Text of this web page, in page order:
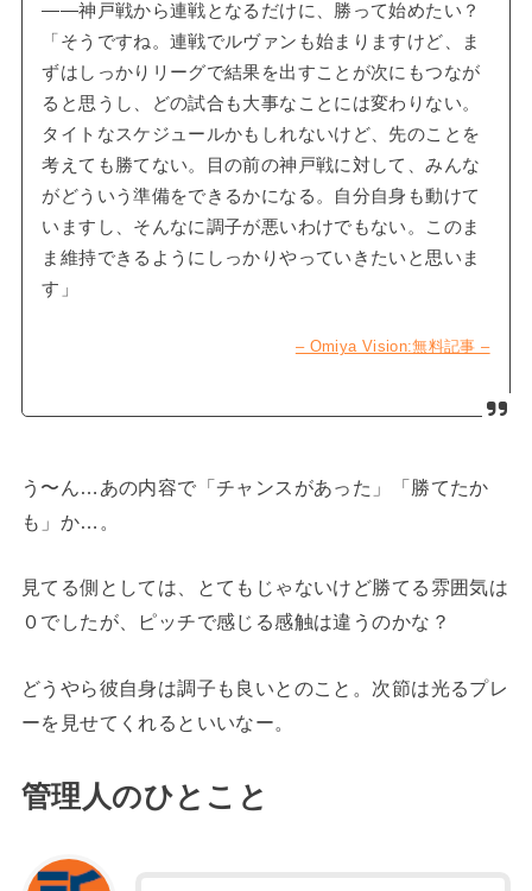
――神戸戦から連戦となるだけに、勝って始めたい？
「そうですね。連戦でルヴァンも始まりますけど、ま
ずはしっかりリーグで結果を出すことが次にもつなが
ると思うし、どの試合も大事なことには変わりない。
タイトなスケジュールかもしれないけど、先のことを
考えても勝てない。目の前の神戸戦に対して、みんな
がどういう準備をできるかになる。自分自身も動けて
いますし、そんなに調子が悪いわけでもない。このま
ま維持できるようにしっかりやっていきたいと思いま
す」
– Omiya Vision:無料記事 –
う〜ん…あの内容で「チャンスがあった」「勝てたか
も」か…。
見てる側としては、とてもじゃないけど勝てる雰囲気は
０でしたが、ピッチで感じる感触は違うのかな？
どうやら彼自身は調子も良いとのこと。次節は光るプレ
ーを見せてくれるといいなー。
管理人のひとこと